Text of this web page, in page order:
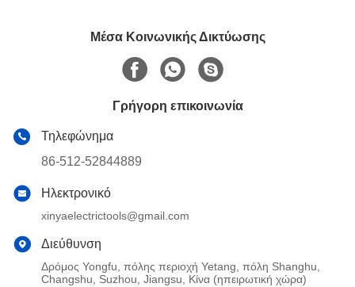
Μέσα Κοινωνικής Δικτύωσης
Γρήγορη επικοινωνία
Τηλεφώνημα
86-512-52844889
Ηλεκτρονικό
xinyaelectrictools@gmail.com
Διεύθυνση
Δρόμος Yongfu, πόλης περιοχή Yetang, πόλη Shanghu,
Changshu, Suzhou, Jiangsu, Κίνα (ηπειρωτική χώρα)